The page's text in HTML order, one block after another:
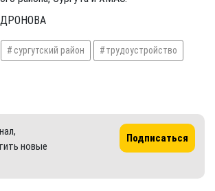
сургутский район трудоустройство
новые
Подписаться